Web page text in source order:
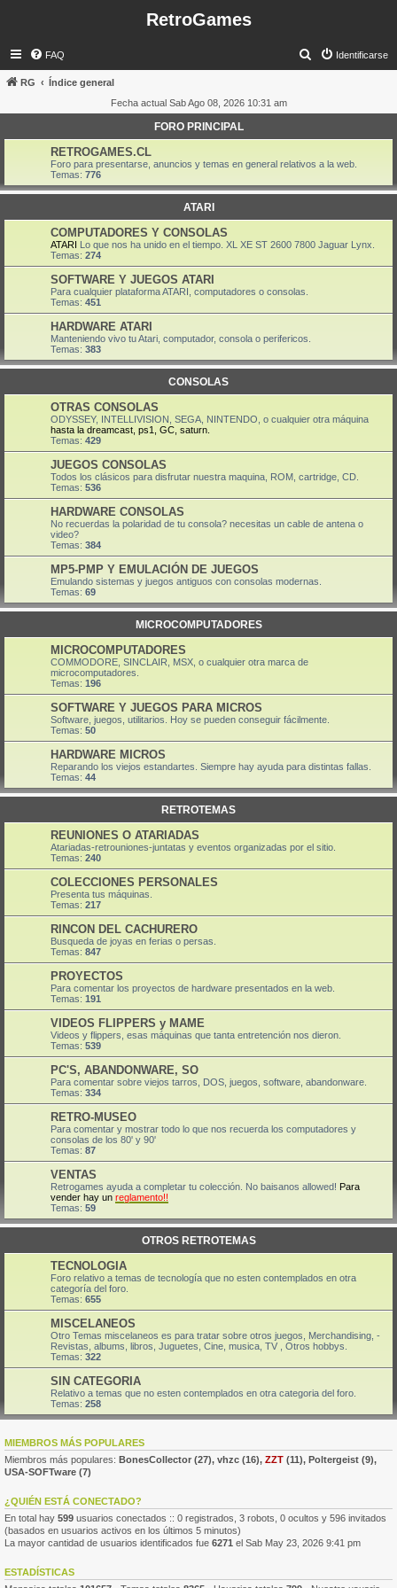
RetroGames
FAQ Identificarse
a
r
RG
Índice general
Fecha actual Sab Ago 08, 2026 10:31 am
FORO PRINCIPAL
RETROGAMES.CL
Foro para presentarse, anuncios y temas en general relativos a la web.
Temas: 776
ATARI
COMPUTADORES Y CONSOLAS
ATARI Lo que nos ha unido en el tiempo. XL XE ST 2600 7800 Jaguar Lynx.
Temas: 274
SOFTWARE Y JUEGOS ATARI
Para cualquier plataforma ATARI, computadores o consolas.
Temas: 451
HARDWARE ATARI
Manteniendo vivo tu Atari, computador, consola o perifericos.
Temas: 383
CONSOLAS
OTRAS CONSOLAS
ODYSSEY, INTELLIVISION, SEGA, NINTENDO, o cualquier otra máquina
hasta la dreamcast, ps1, GC, saturn.
Temas: 429
JUEGOS CONSOLAS
Todos los clásicos para disfrutar nuestra maquina, ROM, cartridge, CD.
Temas: 536
HARDWARE CONSOLAS
No recuerdas la polaridad de tu consola? necesitas un cable de antena o
video?
Temas: 384
MP5-PMP Y EMULACIÓN DE JUEGOS
Emulando sistemas y juegos antiguos con consolas modernas.
Temas: 69
MICROCOMPUTADORES
MICROCOMPUTADORES
COMMODORE, SINCLAIR, MSX, o cualquier otra marca de
microcomputadores.
Temas: 196
SOFTWARE Y JUEGOS PARA MICROS
Software, juegos, utilitarios. Hoy se pueden conseguir fácilmente.
Temas: 50
HARDWARE MICROS
Reparando los viejos estandartes. Siempre hay ayuda para distintas fallas.
Temas: 44
RETROTEMAS
REUNIONES O ATARIADAS
Atariadas-retrouniones-juntatas y eventos organizadas por el sitio.
Temas: 240
COLECCIONES PERSONALES
Presenta tus máquinas.
Temas: 217
RINCON DEL CACHURERO
Busqueda de joyas en ferias o persas.
Temas: 847
PROYECTOS
Para comentar los proyectos de hardware presentados en la web.
Temas: 191
VIDEOS FLIPPERS y MAME
Videos y flippers, esas máquinas que tanta entretención nos dieron.
Temas: 539
PC'S, ABANDONWARE, SO
Para comentar sobre viejos tarros, DOS, juegos, software, abandonware.
Temas: 334
RETRO-MUSEO
Para comentar y mostrar todo lo que nos recuerda los computadores y
consolas de los 80' y 90'
Temas: 87
VENTAS
Retrogames ayuda a completar tu colección. No baisanos allowed! Para
vender hay un reglamento!!
Temas: 59
OTROS RETROTEMAS
TECNOLOGIA
Foro relativo a temas de tecnología que no esten contemplados en otra
categoría del foro.
Temas: 655
MISCELANEOS
Otro Temas miscelaneos es para tratar sobre otros juegos, Merchandising, -
Revistas, albums, libros, Juguetes, Cine, musica, TV , Otros hobbys.
Temas: 322
SIN CATEGORIA
Relativo a temas que no esten contemplados en otra categoria del foro.
Temas: 258
MIEMBROS MÁS POPULARES
Miembros más populares: BonesCollector (27), vhzc (16), ZZT (11), Poltergeist (9),
USA-SOFTware (7)
¿QUIÉN ESTÁ CONECTADO?
En total hay 599 usuarios conectados :: 0 registrados, 3 robots, 0 ocultos y 596 invitados
(basados en usuarios activos en los últimos 5 minutos)
La mayor cantidad de usuarios identificados fue 6271 el Sab May 23, 2026 9:41 pm
ESTADÍSTICAS